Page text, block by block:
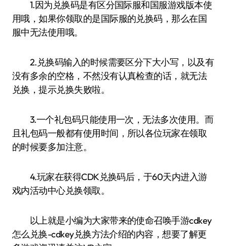
1.因为兑换码是有区分国际服和国服游戏版本使
用哦，如果你领取的是国际服的兑换码，那么在国
服中无法使用哦。
2.兑换码输入的时候需要区分下大小写，以及有
没有多余的空格，不然没有认真检查的话，就无法
兑换，提示兑换失败啦。
3.一个礼包码只能使用一次，无法多次使用。而
且礼包码一般都有使用时间，所以各位玩家在领取
的时候要多加注意。
4.玩家在获得CDK兑换码后，于60天内进入游
戏内活动中心兑换领取。
以上就是小编为大家带来的使命召唤手游cdkey
怎么兑换-cdkey兑换方法介绍的内容，想要了解更